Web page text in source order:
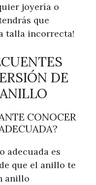
joyería o
que
talla incorrecta!
DE
CONOCER
adecuada es
que el anillo te
anillo